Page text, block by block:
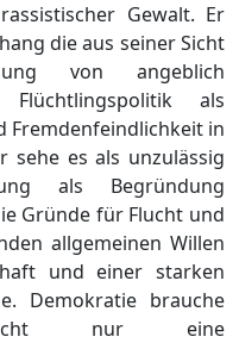
Gewalt. Er
die aus seiner Sicht
von angeblich
Flüchtlingspolitik als
Fremdenfeindlichkeit in
sehe es als unzulässig
als Begründung
Gründe für Flucht und
allgemeinen Willen
und einer starken
Demokratie brauche
nicht nur eine